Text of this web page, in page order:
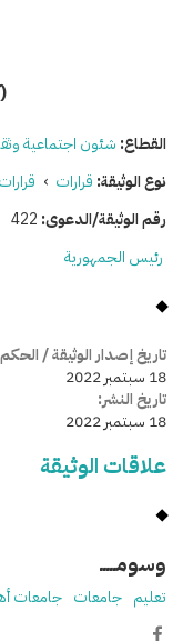
(924.66 كيلوبايت)
القطاع: شئون اجتماعية
نوع الوثيقة: قرارات ›
رقم الوثيقة/الدعوى: 422
رئيس الجمهورية
تاريخ إصدار الوثيقة /
18 سبتمبر 2022
تاريخ النشر:
18 سبتمبر 2022
علاقات الوثيقة
وسومـــــ
تعليم جامعات جامعات